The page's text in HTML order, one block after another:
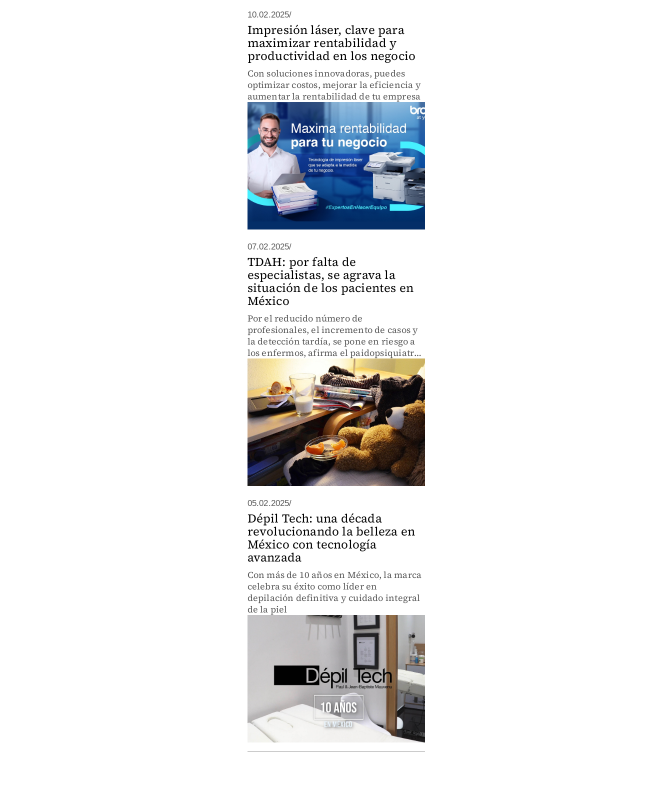
10.02.2025/
Impresión láser, clave para
maximizar rentabilidad y
productividad en los negocio
Con soluciones innovadoras, puedes
optimizar costos, mejorar la eficiencia y
aumentar la rentabilidad de tu empresa
07.02.2025/
TDAH: por falta de
especialistas, se agrava la
situación de los pacientes en
México
Por el reducido número de
profesionales, el incremento de casos y
la detección tardía, se pone en riesgo a
los enfermos, afirma el paidopsiquiatra
Francisco R. de La Peña
05.02.2025/
Dépil Tech: una década
revolucionando la belleza en
México con tecnología
avanzada
Con más de 10 años en México, la marca
celebra su éxito como líder en
depilación definitiva y cuidado integral
de la piel